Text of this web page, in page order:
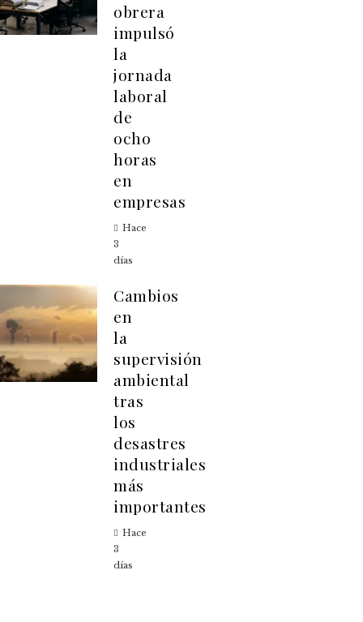
obrera
impulsó
la
jornada
laboral
de
ocho
horas
en
empresas
Hace
3
días
Cambios
en
la
supervisión
ambiental
tras
los
desastres
industriales
más
importantes
Hace
3
días